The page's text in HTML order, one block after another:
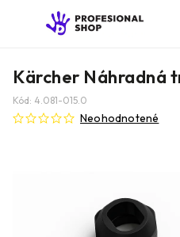
Kärcher Náhradná
Kód: 4.081-015.0
Neohodnotené